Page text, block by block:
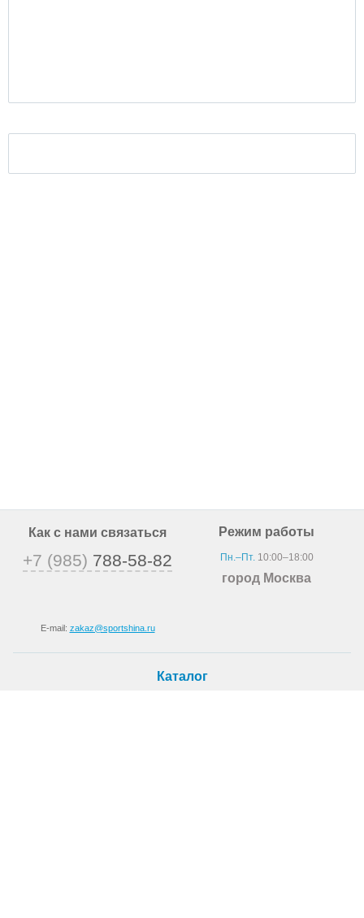
Как с нами связаться
+7 (985) 788-58-82
E-mail: zakaz@sportshina.ru
Режим работы
Пн.–Пт.10:00–18:00
город Москва
Каталог